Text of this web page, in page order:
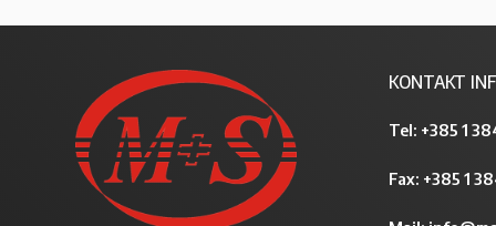
KONTAKT
Tel: +385 1
Fax: +385 1